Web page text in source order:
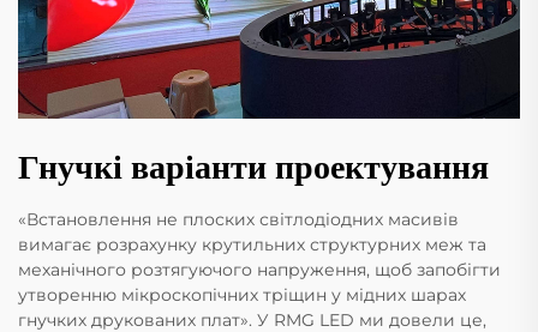
Гнучкі варіанти проектування
«Встановлення не плоских світлодіодних масивів
вимагає розрахунку крутильних структурних меж та
механічного розтягуючого напруження, щоб запобігти
утворенню мікроскопічних тріщин у мідних шарах
гнучких друкованих плат». У RMG LED ми довели це,